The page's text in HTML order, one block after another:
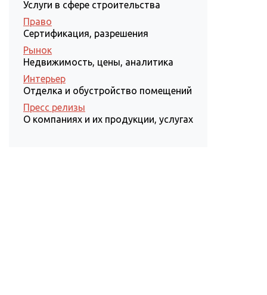
Услуги в сфере строительства
Право
Сертификация, разрешения
Рынок
Недвижимость, цены, аналитика
Интерьер
Отделка и обустройство помещений
Пресс релизы
О компаниях и их продукции, услугах